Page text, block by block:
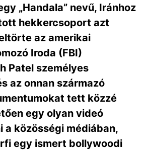
„Handala” nevű, Iránhoz
hekkercsoport azt
az amerikai
Iroda (FBI)
Patel személyes
az onnan származó
tett közzé
egy olyan videó
közösségi médiában,
egy ismert bollywoodi